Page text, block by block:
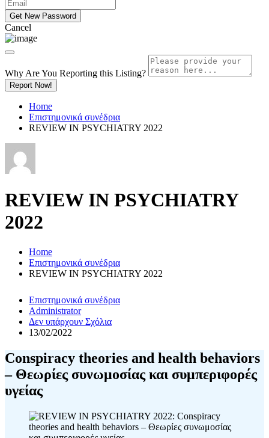
Cancel
Why Are You Reporting this Listing?
Report Now!
Home
Επιστημονικά συνέδρια
REVIEW IN PSYCHIATRY 2022
REVIEW IN PSYCHIATRY
2022
Home
Επιστημονικά συνέδρια
REVIEW IN PSYCHIATRY 2022
Επιστημονικά συνέδρια
Administrator
Δεν υπάρχουν Σχόλια
13/02/2022
Conspiracy theories and health behaviors
– Θεωρίες συνωμοσίας και συμπεριφορές
υγείας